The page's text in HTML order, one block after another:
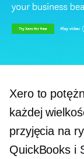
Xero to
każdej
przyjęcia na
QuickBooks i